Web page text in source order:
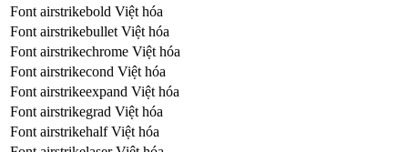
Font airstrikebold Việt hóa
Font airstrikebullet Việt hóa
Font airstrikechrome Việt hóa
Font airstrikecond Việt hóa
Font airstrikeexpand Việt hóa
Font airstrikegrad Việt hóa
Font airstrikehalf Việt hóa